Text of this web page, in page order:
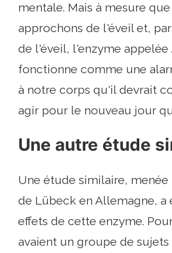
mentale. Mais à mesure
approchons de l'éveil et,
de l'éveil, l'enzyme appelée
fonctionne comme une
à notre corps qu'il devrait
agir pour le nouveau jour
Une autre étude
Une étude similaire,
de Lübeck en Allemagne, a
effets de cette enzyme.
avaient un groupe de